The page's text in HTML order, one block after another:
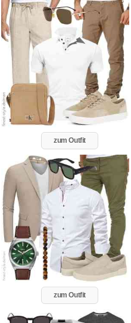
zum Outfit
zum Outfit